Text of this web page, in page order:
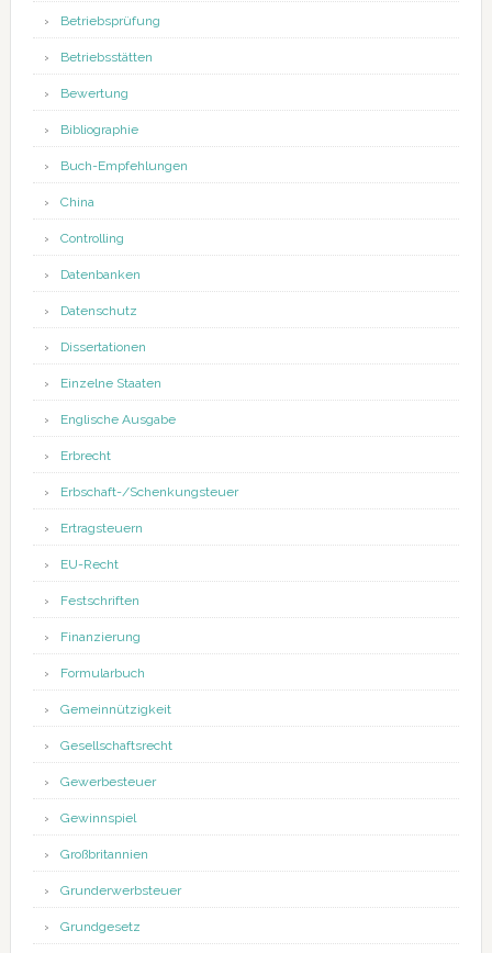
Betriebsprüfung
Betriebsstätten
Bewertung
Bibliographie
Buch-Empfehlungen
China
Controlling
Datenbanken
Datenschutz
Dissertationen
Einzelne Staaten
Englische Ausgabe
Erbrecht
Erbschaft-/Schenkungsteuer
Ertragsteuern
EU-Recht
Festschriften
Finanzierung
Formularbuch
Gemeinnützigkeit
Gesellschaftsrecht
Gewerbesteuer
Gewinnspiel
Großbritannien
Grunderwerbsteuer
Grundgesetz